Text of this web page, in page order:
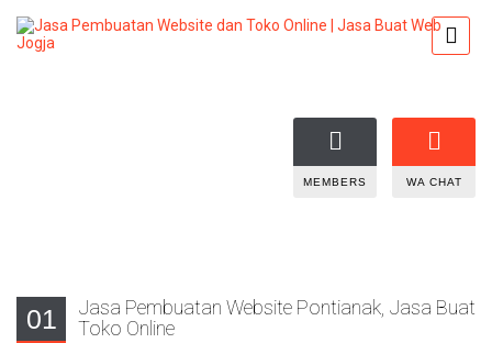
MEMBERS WA CHAT
01
Jasa Pembuatan Website Pontianak, Jasa Buat
Toko Online